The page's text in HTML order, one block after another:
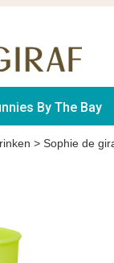
By The Bay
> Sophie de